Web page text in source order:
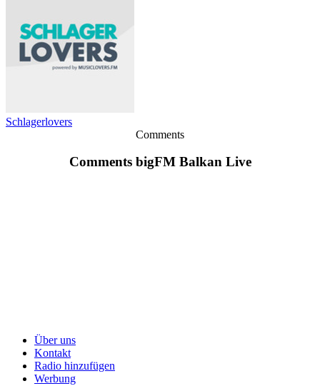
Schlagerlovers
Comments
Comments bigFM Balkan Live
Über uns
Kontakt
Radio hinzufügen
Werbung